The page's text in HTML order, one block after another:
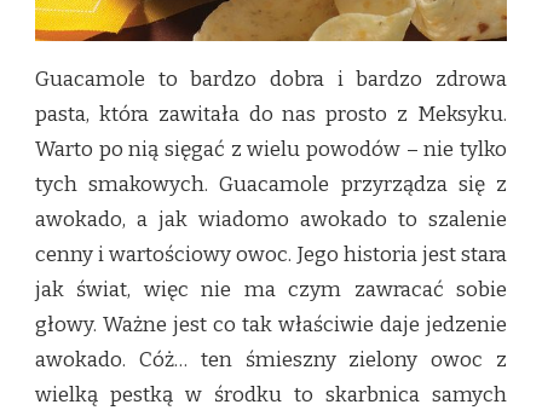
Guacamole to bardzo dobra i bardzo zdrowa
pasta, która zawitała do nas prosto z Meksyku.
Warto po nią sięgać z wielu powodów – nie tylko
tych smakowych. Guacamole przyrządza się z
awokado, a jak wiadomo awokado to szalenie
cenny i wartościowy owoc. Jego historia jest stara
jak świat, więc nie ma czym zawracać sobie
głowy. Ważne jest co tak właściwie daje jedzenie
awokado. Cóż… ten śmieszny zielony owoc z
wielką pestką w środku to skarbnica samych